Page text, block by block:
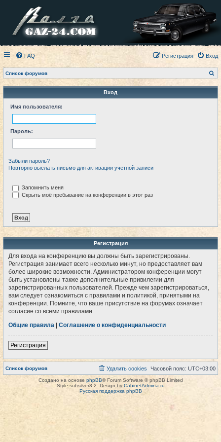
FAQ Вход
Регистрация
Список форумов
о
с
Вход
Имя пользователя:
Пароль:
Забыли пароль?
Повторно выслать письмо для активации учётной записи
Запомнить меня
Скрыть моё пребывание на конференции в этот раз
Регистрация
Для входа на конференцию вы должны быть зарегистрированы.
Регистрация занимает всего несколько минут, но предоставляет вам
более широкие возможности. Администратором конференции могут
быть установлены также дополнительные привилегии для
зарегистрированных пользователей. Прежде чем зарегистрироваться,
вам следует ознакомиться с правилами и политикой, принятыми на
конференции. Помните, что ваше присутствие на форумах означает
согласие со всеми правилами.
Общие правила
Соглашение о конфиденциальности
Регистрация
Список форумов Часовой пояс: UTC+03:00
Удалить cookies
Создано на основе phpBB® Forum Software © phpBB Limited
Style subsilver3.2. Design by CabinetAdmina.ru
Русская поддержка phpBB